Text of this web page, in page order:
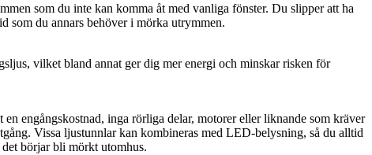
som du inte kan komma åt med vanliga fönster. Du slipper att ha
som du annars behöver i mörka utrymmen.
vilket bland annat ger dig mer energi och minskar risken för
en engångskostnad, inga rörliga delar, motorer eller liknande som kräver
Vissa ljustunnlar kan kombineras med LED-belysning, så du alltid
börjar bli mörkt utomhus.